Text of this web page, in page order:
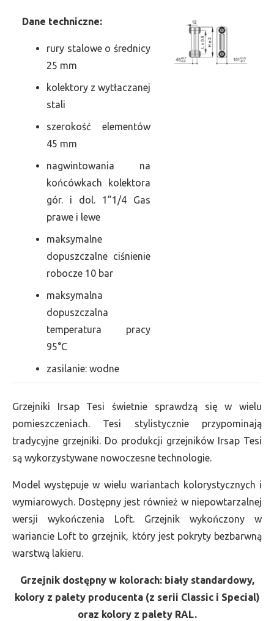
Dane techniczne:
rury stalowe o średnicy
25 mm
kolektory z wytłaczanej
stali
szerokość elementów
45 mm
nagwintowania na
końcówkach kolektora
gór. i dol. 1”1/4 Gas
prawe i lewe
maksymalne
dopuszczalne ciśnienie
robocze 10 bar
maksymalna
dopuszczalna
temperatura pracy
95°C
zasilanie: wodne
Grzejniki Irsap Tesi świetnie sprawdzą się w wielu
pomieszczeniach. Tesi stylistycznie przypominają
tradycyjne grzejniki. Do produkcji grzejników Irsap Tesi
są wykorzystywane nowoczesne technologie.
Model występuje w wielu wariantach kolorystycznych i
wymiarowych. Dostępny jest również w niepowtarzalnej
wersji wykończenia Loft. Grzejnik wykończony w
wariancie Loft to grzejnik, który jest pokryty bezbarwną
warstwą lakieru.
Grzejnik dostępny w kolorach: biały standardowy,
kolory z palety producenta (z serii Classic i Special)
oraz kolory z palety RAL.